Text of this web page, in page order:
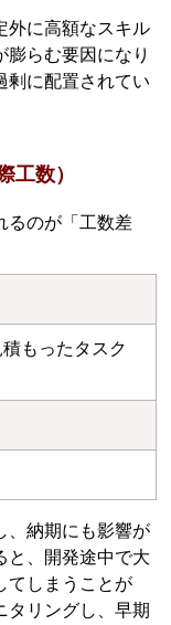
外に高額なスキル
膨らむ要因になり
剰に配置されてい
工数）
るのが「工数差
もったタスク
、納期にも影響が
と、開発途中で大
てしまうことが
タリングし、早期